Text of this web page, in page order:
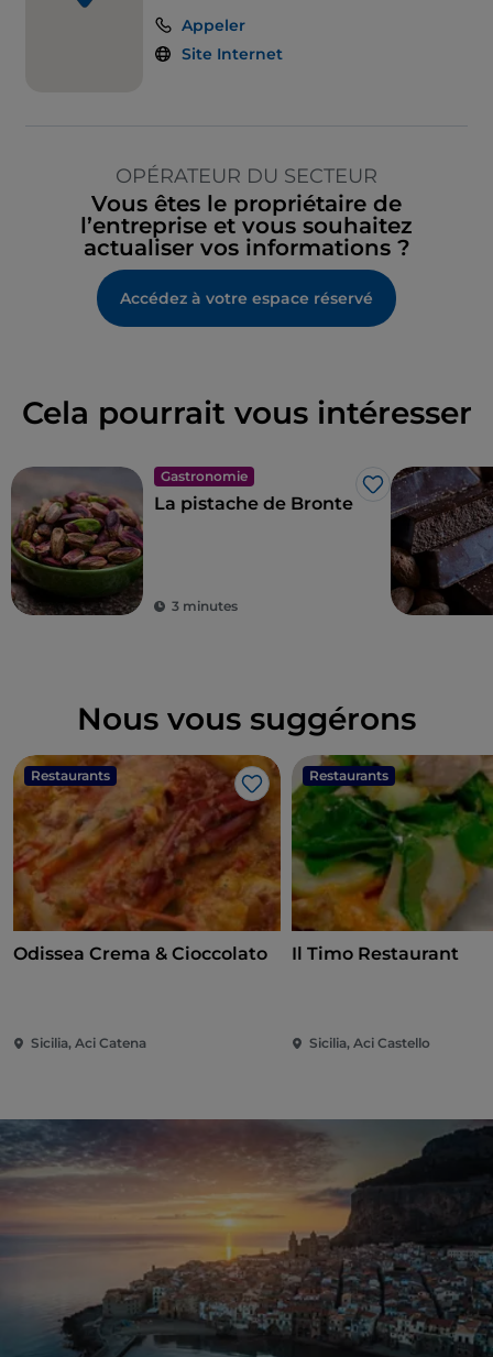
Appeler
Site Internet
OPÉRATEUR DU SECTEUR
Vous êtes le propriétaire de
l’entreprise et vous souhaitez
actualiser vos informations ?
Accédez à votre espace réservé
Cela pourrait vous intéresser
Gastronomie
J’aime
La pistache de Bronte
3 minutes
Nous vous suggérons
Restaurants
J’aime
Odissea Crema & Cioccolato
Sicilia, Aci Catena
Restaurants
Il Timo Restaurant
Sicilia, Aci Castello